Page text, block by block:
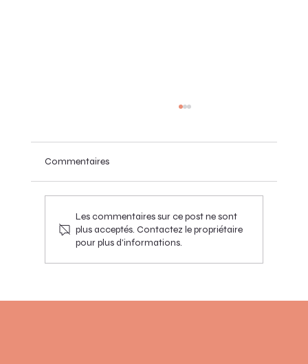
Ce qui distingue la en barre au sol Méthode
sol
Commentaires
Les commentaires sur ce post ne sont
plus acceptés. Contactez le propriétaire
pour plus d'informations.